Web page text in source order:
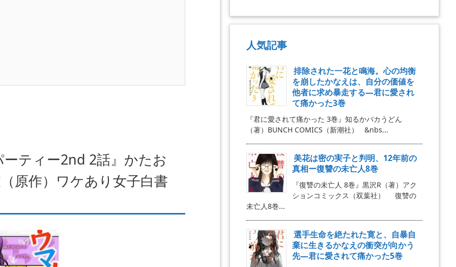
ティー2nd 2話』かたお
原作）ワケあり女子白書
人気記事
排除された一花と鳴海。心の均衡
を崩したかなえは、自分の価値を
他者に求め暴走する―君に愛され
て痛かった3巻
『君に愛されて痛かった 3巻』知るかバカうどん
（著）BUNCH COMICS（新潮社） &nbs...
美花は密の実子と判明、12年前の
真相ー復讐の未亡人8巻
『復讐の未亡人 8巻』黒沢R（著）アク
ションコミックス（双葉社） 復讐の
未亡人8巻...
選手生命を絶たれた寛と、自暴自
棄に生きるかなえの衝突が向かう
先―君に愛されて痛かった5巻